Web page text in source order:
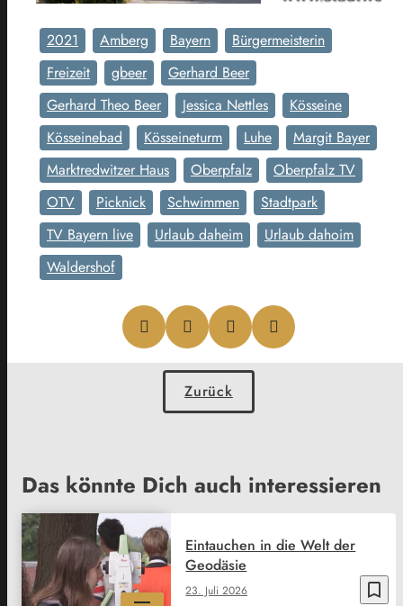
2021 Amberg Bayern
Bürgermeisterin
Freizeit
gbeer
Gerhard Beer
Gerhard Theo Beer
Jessica Nettles
Kösseine
Kösseinebad
Kösseineturm Luhe
Margit Bayer
Marktredwitzer Haus
Oberpfalz
Oberpfalz TV
OTV
Picknick Schwimmen
Stadtpark
TV Bayern live
Urlaub daheim
Urlaub dahoim
Waldershof
Zurück
Das könnte Dich auch interessieren
bookmark_border
23. Juli 2026
Eintauchen in die Welt der
Geodäsie